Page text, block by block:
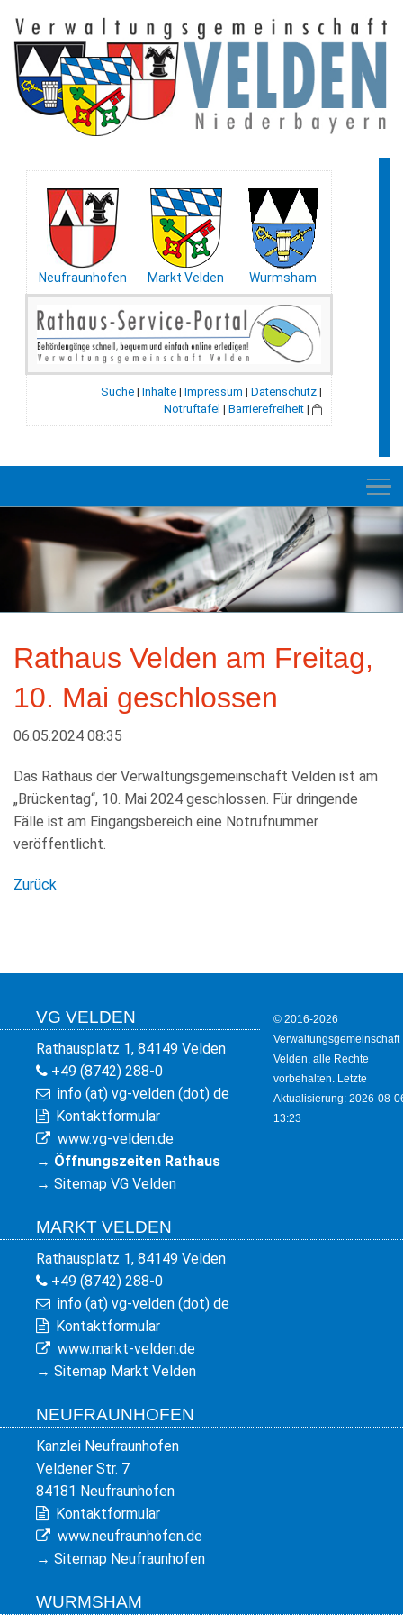
Neufraunhofen Markt Velden Wurmsham
Suche | Inhalte | Impressum | Datenschutz |
Notruftafel | Barrierefreiheit |
RATHAUS
E-VERWALTUNG
INFORMATION
BILDUNG + SOZIALES
KULTUR + FREIZEIT
WIRTSCHAFT
Rathaus Velden am Freitag,
10. Mai geschlossen
06.05.2024 08:35
Das Rathaus der Verwaltungsgemeinschaft Velden ist am
„Brückentag“, 10. Mai 2024 geschlossen. Für dringende
Fälle ist am Eingangsbereich eine Notrufnummer
veröffentlicht.
Zurück
VG VELDEN
Rathausplatz 1, 84149 Velden
+49 (8742) 288-0
info (at) vg-velden (dot) de
Kontaktformular
www.vg-velden.de
→ Öffnungszeiten Rathaus
→ Sitemap VG Velden
MARKT VELDEN
Rathausplatz 1, 84149 Velden
+49 (8742) 288-0
info (at) vg-velden (dot) de
Kontaktformular
www.markt-velden.de
→ Sitemap Markt Velden
NEUFRAUNHOFEN
Kanzlei Neufraunhofen
Veldener Str. 7
84181 Neufraunhofen
Kontaktformular
www.neufraunhofen.de
→ Sitemap Neufraunhofen
WURMSHAM
© 2016-2026
Verwaltungsgemeinschaft
Velden, alle Rechte
vorbehalten. Letzte
Aktualisierung: 2026-08-
13:23